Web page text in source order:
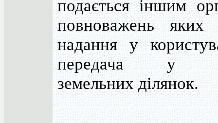
подається іншим
повноважень яких
надання у
передача у
земельних ділянок.